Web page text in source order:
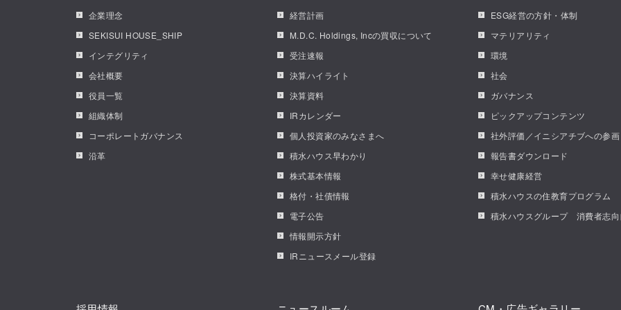
企業理念
SEKISUI HOUSE_SHIP
インテグリティ
会社概要
役員一覧
組織体制
コーポレートガバナンス
沿革
経営計画
M.D.C. Holdings, Incの買収について
受注速報
決算ハイライト
決算資料
IRカレンダー
個人投資家のみなさまへ
積水ハウス早わかり
株式基本情報
格付・社債情報
電子公告
情報開示方針
IRニュースメール登録
ESG経営の方針・体制
マテリアリティ
環境
社会
ガバナンス
ピックアップコンテンツ
社外評価／イニシアチブへの参画
報告書ダウンロード
幸せ健康経営
積水ハウスの住教育プログラム
積水ハウスグループ 消費者志向